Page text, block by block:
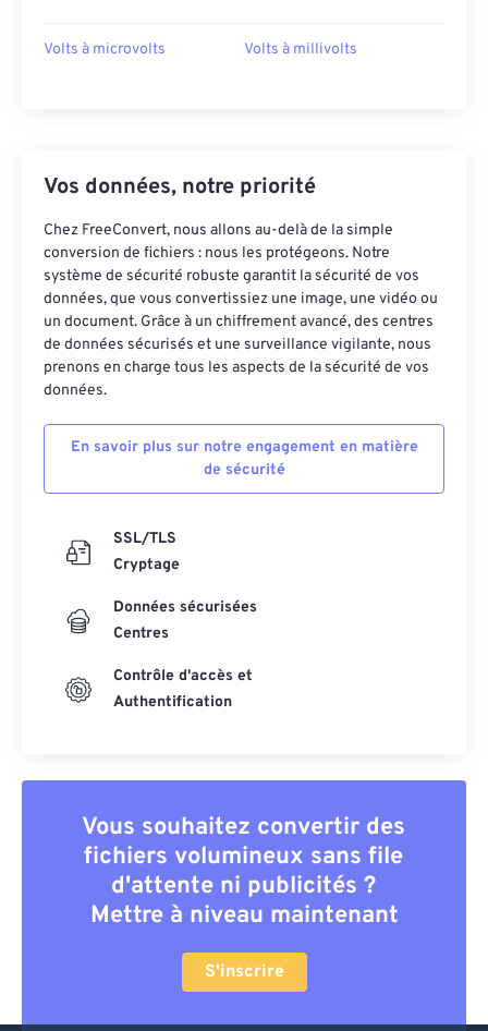
Volts à microvolts Volts à millivolts
Vos données, notre priorité
Chez FreeConvert, nous allons au-delà de la simple
conversion de fichiers : nous les protégeons. Notre
système de sécurité robuste garantit la sécurité de vos
données, que vous convertissiez une image, une vidéo ou
un document. Grâce à un chiffrement avancé, des centres
de données sécurisés et une surveillance vigilante, nous
prenons en charge tous les aspects de la sécurité de vos
données.
En savoir plus sur notre engagement en matière
de sécurité
SSL/TLS
Cryptage
Données sécurisées
Centres
Contrôle d'accès et
Authentification
Vous souhaitez convertir des
fichiers volumineux sans file
d'attente ni publicités ?
Mettre à niveau maintenant
S'inscrire